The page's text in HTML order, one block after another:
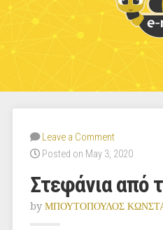
Leave a Comment
Posted on May 3, 2020
Στεφάνια από
by ΜΠΟΥΤΟΠΟΥΛΟΣ